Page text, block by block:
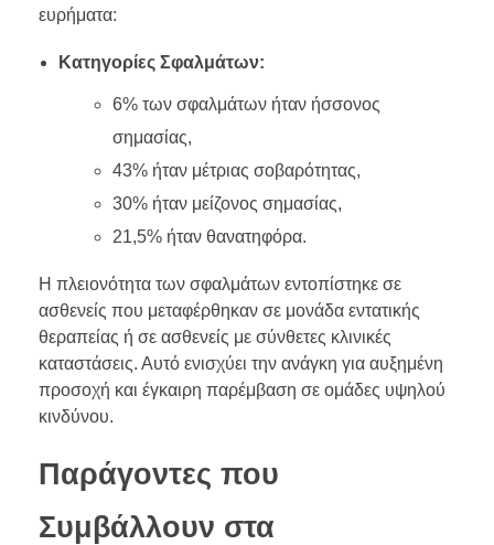
ευρήματα:
Κατηγορίες Σφαλμάτων:
6% των σφαλμάτων ήταν ήσσονος
σημασίας,
43% ήταν μέτριας σοβαρότητας,
30% ήταν μείζονος σημασίας,
21,5% ήταν θανατηφόρα.
Η πλειονότητα των σφαλμάτων εντοπίστηκε σε
ασθενείς που μεταφέρθηκαν σε μονάδα εντατικής
θεραπείας ή σε ασθενείς με σύνθετες κλινικές
καταστάσεις. Αυτό ενισχύει την ανάγκη για αυξημένη
προσοχή και έγκαιρη παρέμβαση σε ομάδες υψηλού
κινδύνου.
Παράγοντες που
Συμβάλλουν στα